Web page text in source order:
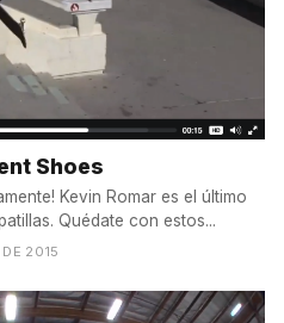
Shoes
Kevin Romar es el último
Quédate con estos...
2015